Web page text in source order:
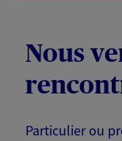
Nous
Particulier ou